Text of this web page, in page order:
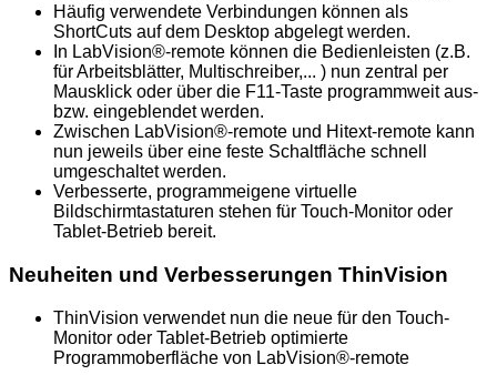
Häufig verwendete Verbindungen können als
ShortCuts auf dem Desktop abgelegt werden.
In LabVision®-remote können die Bedienleisten (z.B.
für Arbeitsblätter, Multischreiber,... ) nun zentral per
Mausklick oder über die F11-Taste programmweit aus-
bzw. eingeblendet werden.
Zwischen LabVision®-remote und Hitext-remote kann
nun jeweils über eine feste Schaltfläche schnell
umgeschaltet werden.
Verbesserte, programmeigene virtuelle
Bildschirmtastaturen stehen für Touch-Monitor oder
Tablet-Betrieb bereit.
Neuheiten und Verbesserungen ThinVision
ThinVision verwendet nun die neue für den Touch-
Monitor oder Tablet-Betrieb optimierte
Programmoberfläche von LabVision®-remote